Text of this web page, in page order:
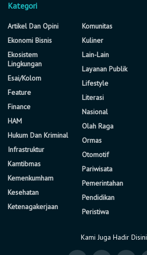
Kategori
Artikel Dan Opini
Ekonomi Bisnis
Ekosistem
Lingkungan
Esai/Kolom
Feature
Finance
HAM
Hukum Dan Kriminal
Infrastruktur
Kamtibmas
Kemenkumham
Kesehatan
Ketenagakerjaan
Komunitas
Kuliner
Lain-Lain
Layanan Publik
Lifestyle
Literasi
Nasional
Olah Raga
Ormas
Otomotif
Pariwisata
Pemerintahan
Pendidikan
Peristiwa
Kami Juga Hadir Disini